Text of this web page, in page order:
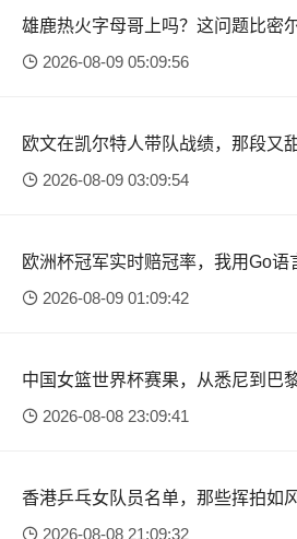
雄鹿热火字母哥上吗？这问题比密
2026-08-09 05:09:56
欧文在凯尔特人带队战绩，那段又
2026-08-09 03:09:54
欧洲杯冠军实时赔冠率，我用Go语
这几个队有猫腻
2026-08-09 01:09:42
中国女篮世界杯赛果，从悉尼到巴
哪儿？
2026-08-08 23:09:41
香港乒乓女队员名单，那些挥拍如
2026-08-08 21:09:32